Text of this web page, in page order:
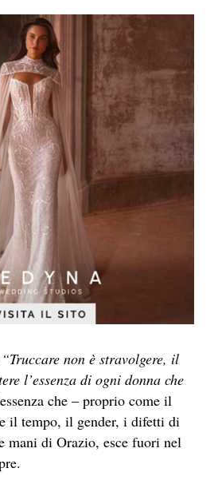
“Truccare non è stravolgere, il
l’essenza di ogni donna che
che – proprio come il
il tempo, il gender, i difetti di
mani di Orazio, esce fuori nel